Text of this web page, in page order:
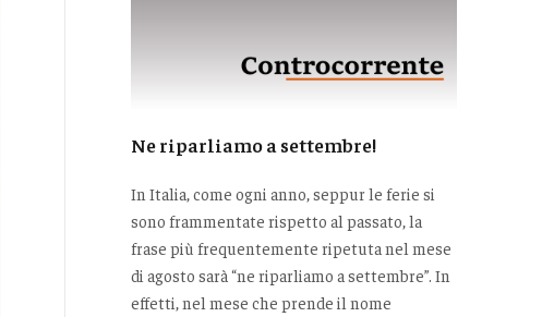
Ne riparliamo a settembre!
In Italia, come ogni anno, seppur le ferie si
sono frammentate rispetto al passato, la
frase più frequentemente ripetuta nel mese
di agosto sarà “ne riparliamo a settembre”. In
effetti, nel mese che prende il nome